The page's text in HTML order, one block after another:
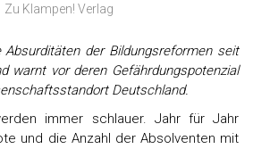
Zu Klampen! Verlag
der Bildungsreformen seit
warnt vor deren Gefährdungspotenzial
Deutschland.
immer schlauer. Jahr für Jahr
und die Anzahl der Absolventen mit